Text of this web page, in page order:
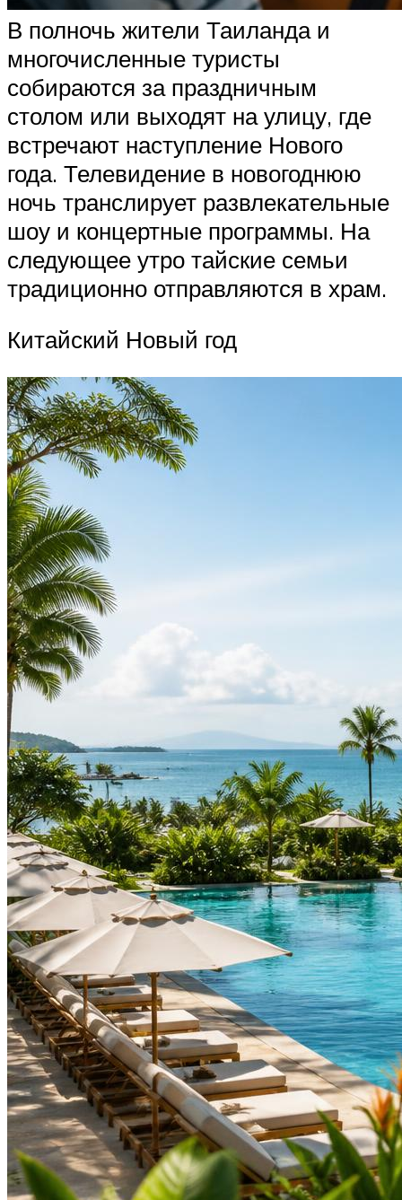
В полночь жители Таиланда и
многочисленные туристы
собираются за праздничным
столом или выходят на улицу, где
встречают наступление Нового
года. Телевидение в новогоднюю
ночь транслирует развлекательные
шоу и концертные программы. На
следующее утро тайские семьи
традиционно отправляются в храм.
Китайский Новый год